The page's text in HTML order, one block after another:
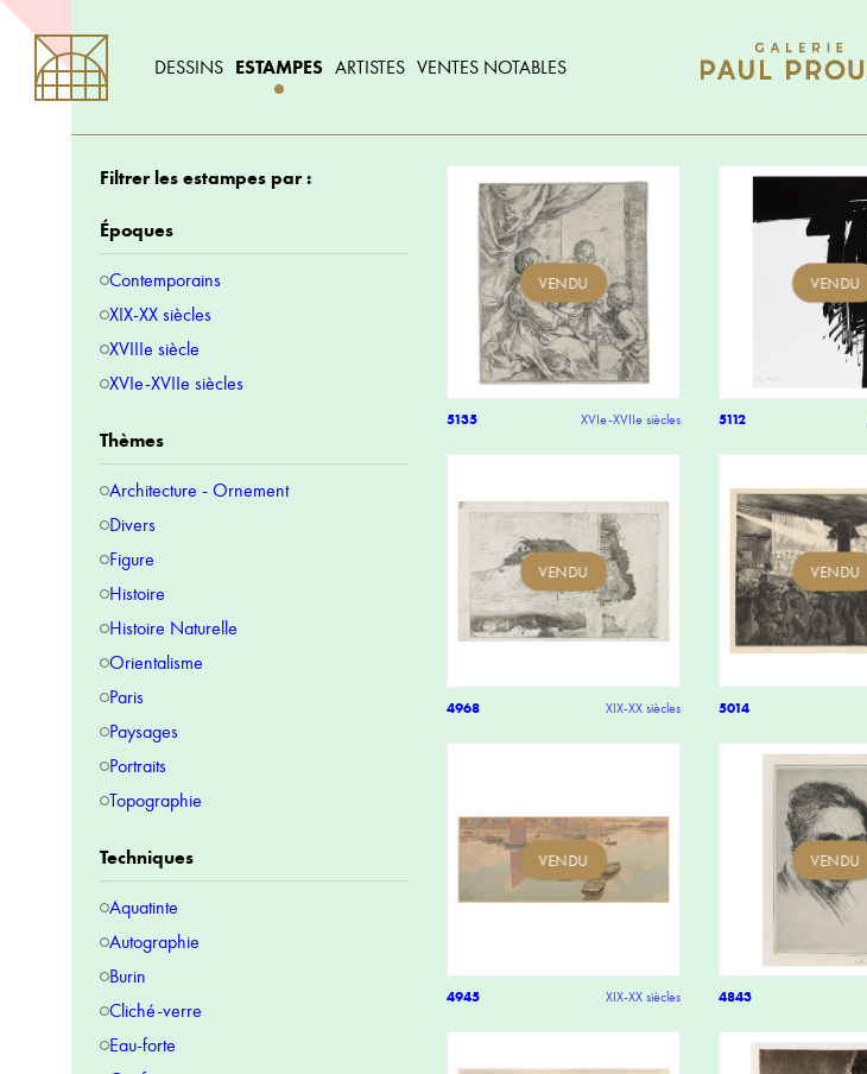
DESSINS ESTAMPES ARTISTES VENTES NOTABLES
Filtrer les estampes par :
Époques
Contemporains
XIX-XX siècles
XVIIIe siècle
XVIe-XVIIe siècles
Thèmes
Architecture - Ornement
Divers
Figure
Histoire
Histoire Naturelle
Orientalisme
Paris
Paysages
Portraits
Topographie
Techniques
Aquatinte
Autographie
Burin
Cliché-verre
Eau-forte
VENDU
5135 XVIe-XVIIe siècles
VENDU
5112
VENDU
4968 XIX-XX siècles
VENDU
5014
VENDU
4945 XIX-XX siècles
VENDU
4843